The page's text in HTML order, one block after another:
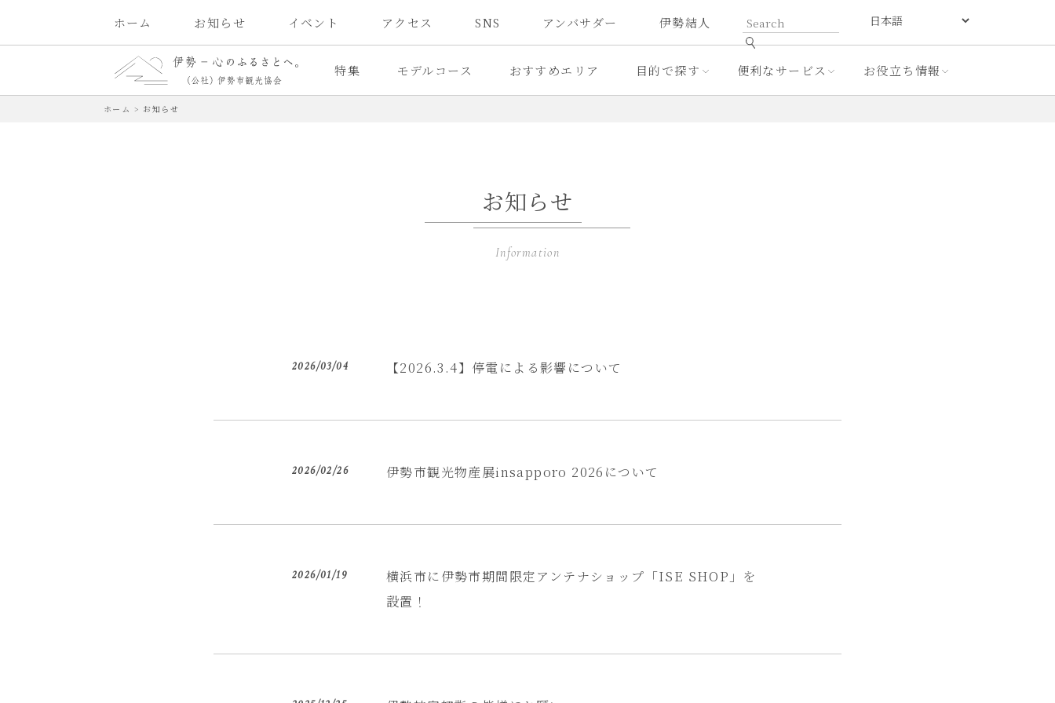
ホーム お知らせ イベント アクセス SNS アンバサダー 伊勢結人
特集 モデルコース おすすめエリア 目的で探す 便利なサービス お役立ち情報
ホーム >お知らせ
お知らせ
Information
2026/03/04 【2026.3.4】停電による影響について
2026/02/26 伊勢市観光物産展insapporo 2026について
2026/01/19
横浜市に伊勢市期間限定アンテナショップ「ISE SHOP」を
設置！